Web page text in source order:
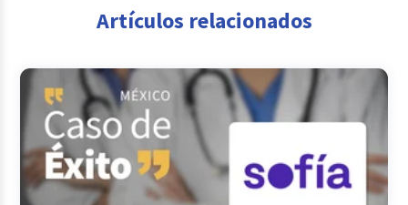
Artículos relacionados